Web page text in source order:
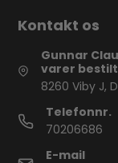
Kontakt os
Gunnar
varer
8260 Viby J,
Telefonnr.
70206686
E-mail